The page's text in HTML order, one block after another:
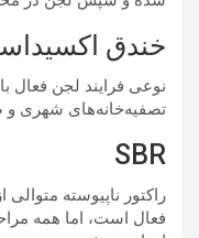
خندق
نوعی فرایند لجن فعال
تصفیه‌خانه‌های شهری و
SBR
راکتور ناپیوسته
فعال است، اما همه